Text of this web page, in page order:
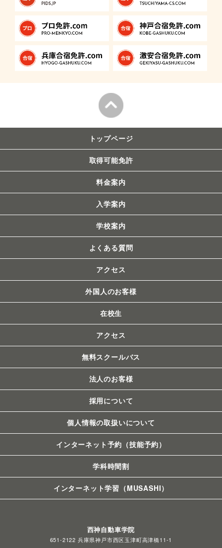
トップページ
取得可能免許
料金案内
入学案内
学校案内
よくある質問
アクセス
外国人のお客様
在校生
アクセス
無料スクールバス
法人のお客様
採用について
個人情報の取扱いについて
インターネット予約（技能予約）
学科時間割
インターネット学習（MUSASHI）
西神自動車学院
651-2122 兵庫県神戸市西区玉津町高津橋11-1